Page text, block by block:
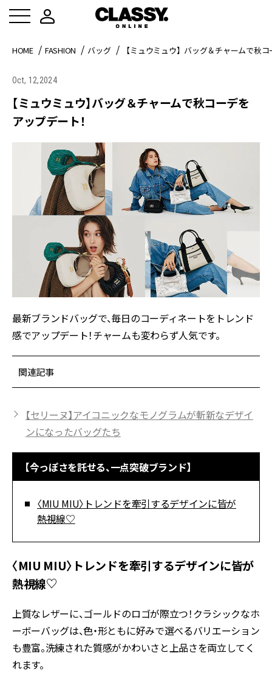
HOME FASHION バッグ 【ミュウミュウ】バッグ＆チャームで秋
Oct, 12,2024
【ミュウミュウ】バッグ＆チャームで秋コーデを
アップデート！
最新ブランドバッグで、毎日のコーディネートをトレンド
感でアップデート！チャームも変わらず人気です。
関連記事
【セリーヌ】アイコニックなモノグラムが斬新なデザイ
ンになったバッグたち
【今っぽさを託せる、一点突破ブランド】
〈MIU MIU〉トレンドを牽引するデザインに皆が
熱視線♡
〈MIU MIU〉トレンドを牽引するデザインに皆が
熱視線♡
上質なレザーに、ゴールドのロゴが際立つ！クラシックなホ
ーボーバッグは、色・形ともに好みで選べるバリエーション
も豊富。洗練された質感がかわいさと上品さを両立してく
れます。